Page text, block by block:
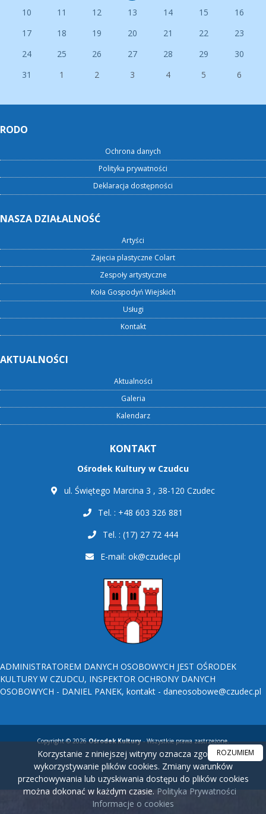
10
11 12 13 14 15
16
17
18 19 20 21 22
23
24
25 26 27 28 29
30
31
1 2 3 4 5 6
RODO
Ochrona danych
Polityka prywatności
Deklaracja dostępności
NASZA DZIAŁALNOŚĆ
Artyści
Zajęcia plastyczne Colart
Zespoły artystyczne
Koła Gospodyń Wiejskich
Usługi
Kontakt
AKTUALNOŚCI
Aktualności
Galeria
Kalendarz
KONTAKT
Ośrodek Kultury w Czudcu
ul. Świętego Marcina 3 , 38-120 Czudec
Tel. : +48 603 326 881
Tel. : (17) 27 72 444
E-mail: ok@czudec.pl
ADMINISTRATOREM DANYCH OSOBOWYCH JEST OŚRODEK
KULTURY W CZUDCU, INSPEKTOR OCHRONY DANYCH
OSOBOWYCH - DANIEL PANEK, kontakt - daneosobowe@czudec.pl
Copyright © 2026Ośrodek Kultury- Wszystkie prawa zastrzeżone.
Korzystanie z niniejszej witryny oznacza zgodę na
wykorzystywanie plików cookies. Zmiany warunków
przechowywania lub uzyskiwania dostępu do plików cookies
można dokonać w każdym czasie.Polityka Prywatności
Informacje o cookies
ROZUMIEM